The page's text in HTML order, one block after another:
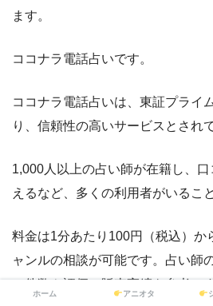
ます。
ココナラ電話占いです。
ココナラ電話占いは、東証プライ
り、信頼性の高いサービスとされ
1,000人以上の占い師が在籍し、
えるなど、多くの利用者がいるこ
料金は1分あたり100円（税込）か
ャンルの相談が可能です。占い師
ホーム アニオタ